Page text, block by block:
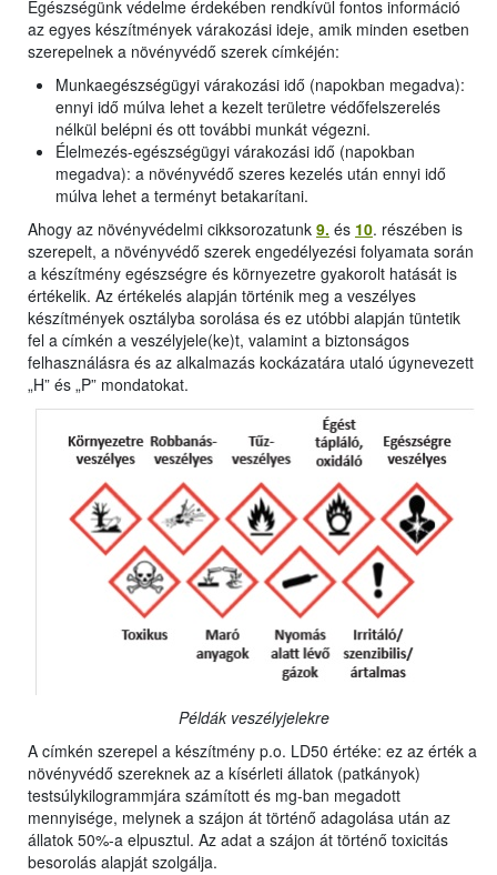
Egészségünk védelme érdekében rendkívül fontos információ
az egyes készítmények várakozási ideje, amik minden esetben
szerepelnek a növényvédő szerek címkéjén:
Munkaegészségügyi várakozási idő (napokban megadva):
ennyi idő múlva lehet a kezelt területre védőfelszerelés
nélkül belépni és ott további munkát végezni.
Élelmezés-egészségügyi várakozási idő (napokban
megadva): a növényvédő szeres kezelés után ennyi idő
múlva lehet a terményt betakarítani.
Ahogy az növényvédelmi cikksorozatunk 9. és 10. részében is
szerepelt, a növényvédő szerek engedélyezési folyamata során
a készítmény egészségre és környezetre gyakorolt hatását is
értékelik. Az értékelés alapján történik meg a veszélyes
készítmények osztályba sorolása és ez utóbbi alapján tüntetik
fel a címkén a veszélyjele(ke)t, valamint a biztonságos
felhasználásra és az alkalmazás kockázatára utaló úgynevezett
„H” és „P” mondatokat.
Példák veszélyjelekre
A címkén szerepel a készítmény p.o. LD50 értéke: ez az érték a
növényvédő szereknek az a kísérleti állatok (patkányok)
testsúlykilogrammjára számított és mg-ban megadott
mennyisége, melynek a szájon át történő adagolása után az
állatok 50%-a elpusztul. Az adat a szájon át történő toxicitás
besorolás alapját szolgálja.